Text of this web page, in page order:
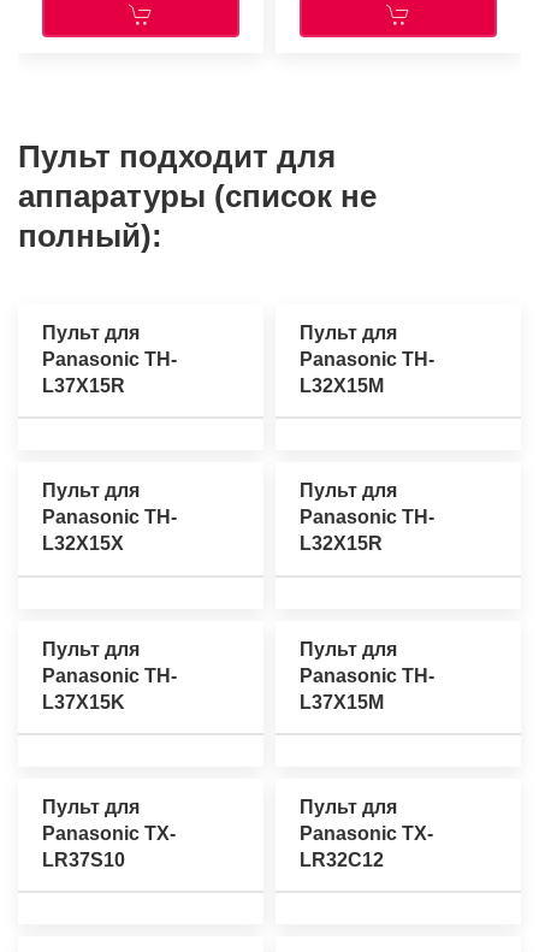
Пульт подходит для
аппаратуры (список не
полный):
Пульт для
Panasonic TH-
L37X15R
Пульт для
Panasonic TH-
L32X15M
Пульт для
Panasonic TH-
L32X15X
Пульт для
Panasonic TH-
L32X15R
Пульт для
Panasonic TH-
L37X15K
Пульт для
Panasonic TH-
L37X15M
Пульт для
Panasonic TX-
LR37S10
Пульт для
Panasonic TX-
LR32C12